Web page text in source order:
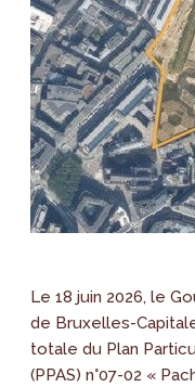
Le 18 juin 2026, le
de Bruxelles-
totale du Plan
(PPAS) n°07-02 «